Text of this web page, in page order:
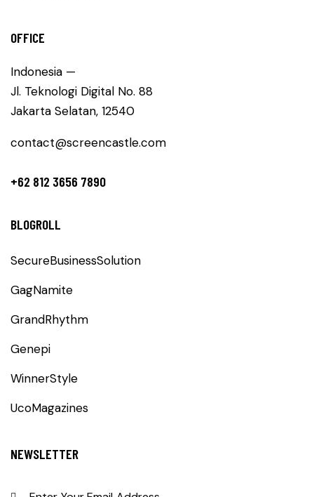
OFFICE
Indonesia —
Jl. Teknologi Digital No. 88
Jakarta Selatan, 12540
contact@screencastle.com
+62 812 3656 7890
BLOGROLL
SecureBusinessSolution
GagNamite
GrandRhythm
Genepi
WinnerStyle
UcoMagazines
NEWSLETTER